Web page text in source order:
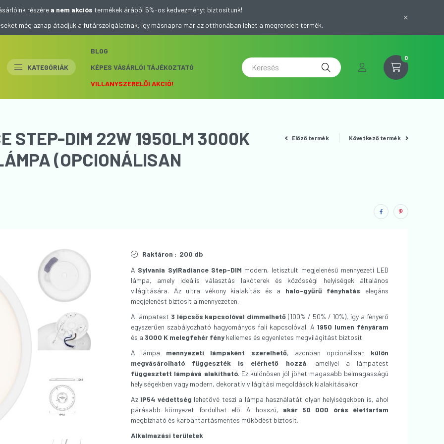
részére a nem akciós termékek árából 5%-os kedvezményt biztosítunk!
még aznap átadjuk a futárszolgálatnak, így másnapra már az otthonában lehet a megrendelt termék.
KATEGÓRIÁK
BLOG
KÉPES VÁSÁRLÓI TÁJÉKOZTATÓ
VILLANYSZERELŐI AKCIÓ!
0
Előző termék Következő termék
STEP-DIM 22W 1950LM 3000K
(OPCIONÁLISAN
Raktáron : 200 db
A Sylvania SylRadiance Step-DIM modern, letisztult megjelenésű mennyezeti LED
lámpa, amely ideális választás lakóterek és közösségi helyiségek általános
világítására. Az ultra vékony kialakítás és a halo-gyűrű fényhatás elegáns
megjelenést biztosít a mennyezeten.
A lámpatest 3 lépcsős kapcsolóval dimmelhető (100% / 50% / 10%), így a fényerő
egyszerűen szabályozható hagyományos fali kapcsolóval. A 1950 lumen fényáram
és a 3000 K melegfehér fény kellemes és egyenletes megvilágítást biztosít.
A lámpa mennyezeti lámpaként szerelhető, azonban opcionálisan külön
megvásárolható függeszték is elérhető hozzá, amellyel a lámpatest
függesztett lámpává alakítható. Ez különösen jól jöhet magasabb belmagasságú
helyiségekben vagy modern, dekoratív világítási megoldások kialakításakor.
Az IP54 védettség lehetővé teszi a lámpa használatát olyan helyiségekben is, ahol
párásabb környezet fordulhat elő. A hosszú, akár 50 000 órás élettartam
megbízható és karbantartásmentes működést biztosít.
Alkalmazási területek